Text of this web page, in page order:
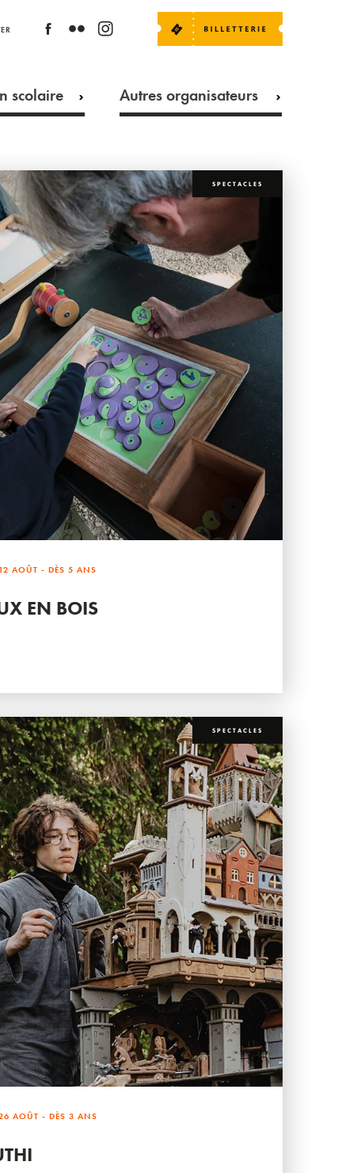
scolaire Autres organisateurs
SPECTACLES
12 AOÛT - DÈS 5 ANS
EN BOIS
SPECTACLES
AOÛT - DÈS 3 ANS